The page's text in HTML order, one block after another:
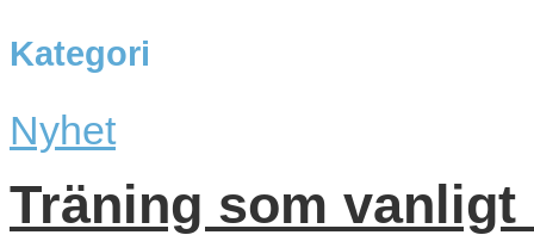
Kategori
Nyhet
Träning som